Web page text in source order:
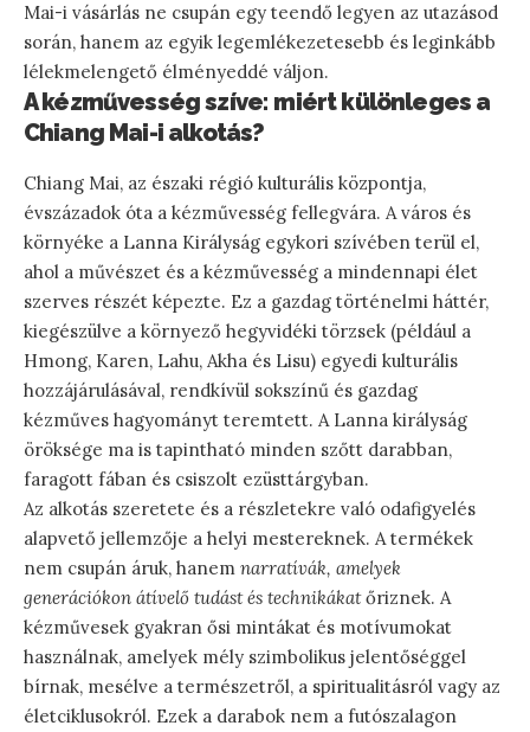
Mai-i vásárlás ne csupán egy teendő legyen az utazásod
során, hanem az egyik legemlékezetesebb és leginkább
lélekmelengető élményeddé váljon.
A kézművesség szíve: miért különleges a
Chiang Mai-i alkotás?
Chiang Mai, az északi régió kulturális központja,
évszázadok óta a kézművesség fellegvára. A város és
környéke a Lanna Királyság egykori szívében terül el,
ahol a művészet és a kézművesség a mindennapi élet
szerves részét képezte. Ez a gazdag történelmi háttér,
kiegészülve a környező hegyvidéki törzsek (például a
Hmong, Karen, Lahu, Akha és Lisu) egyedi kulturális
hozzájárulásával, rendkívül sokszínű és gazdag
kézműves hagyományt teremtett. A Lanna királyság
öröksége ma is tapintható minden szőtt darabban,
faragott fában és csiszolt ezüsttárgyban.
Az alkotás szeretete és a részletekre való odafigyelés
alapvető jellemzője a helyi mestereknek. A termékek
nem csupán áruk, hanem narratívák, amelyek
generációkon átívelő tudást és technikákatőriznek. A
kézművesek gyakran ősi mintákat és motívumokat
használnak, amelyek mély szimbolikus jelentőséggel
bírnak, mesélve a természetről, a spiritualitásról vagy az
életciklusokról. Ezek a darabok nem a futószalagon